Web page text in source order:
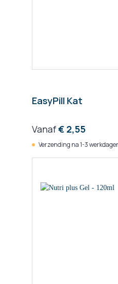
EasyPill Kat
Vanaf€ 2,55
Verzending na 1-3